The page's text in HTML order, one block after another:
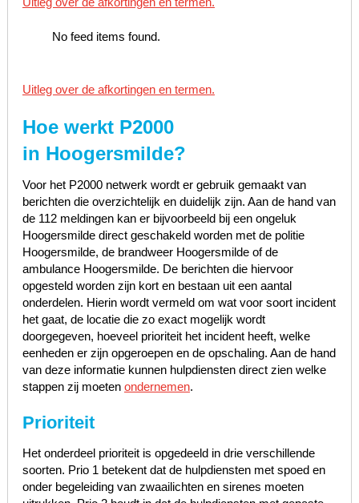
No feed items found.
Uitleg over de afkortingen en termen.
Hoe werkt P2000
in Hoogersmilde?
Voor het P2000 netwerk wordt er gebruik gemaakt van
berichten die overzichtelijk en duidelijk zijn. Aan de hand van
de 112 meldingen kan er bijvoorbeeld bij een ongeluk
Hoogersmilde direct geschakeld worden met de politie
Hoogersmilde, de brandweer Hoogersmilde of de
ambulance Hoogersmilde. De berichten die hiervoor
opgesteld worden zijn kort en bestaan uit een aantal
onderdelen. Hierin wordt vermeld om wat voor soort incident
het gaat, de locatie die zo exact mogelijk wordt
doorgegeven, hoeveel prioriteit het incident heeft, welke
eenheden er zijn opgeroepen en de opschaling. Aan de hand
van deze informatie kunnen hulpdiensten direct zien welke
stappen zij moeten ondernemen.
Prioriteit
Het onderdeel prioriteit is opgedeeld in drie verschillende
soorten. Prio 1 betekent dat de hulpdiensten met spoed en
onder begeleiding van zwaailichten en sirenes moeten